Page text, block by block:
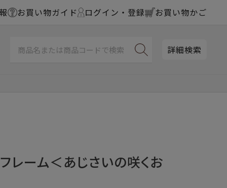
お買い物ガイド ログイン・登録 お買い物かご
詳細検索
レーム＜あじさいの咲くお